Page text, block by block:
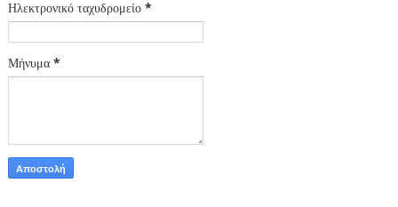
Ηλεκτρονικό ταχυδρομείο *
Μήνυμα *